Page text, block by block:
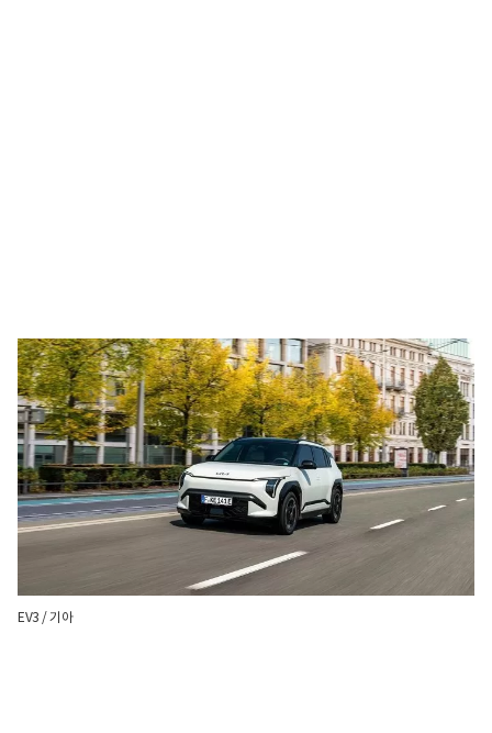
EV3 / 기아